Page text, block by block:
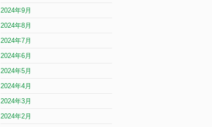
2024年9月
2024年8月
2024年7月
2024年6月
2024年5月
2024年4月
2024年3月
2024年2月